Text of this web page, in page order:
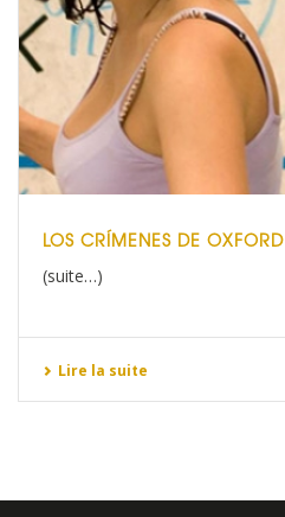
LOS CRÍMENES DE OXFORD
(suite…)
Lire la suite